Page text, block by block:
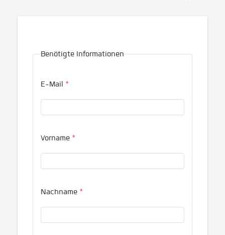
Benötigte Informationen
E-Mail *
Vorname *
Nachname *